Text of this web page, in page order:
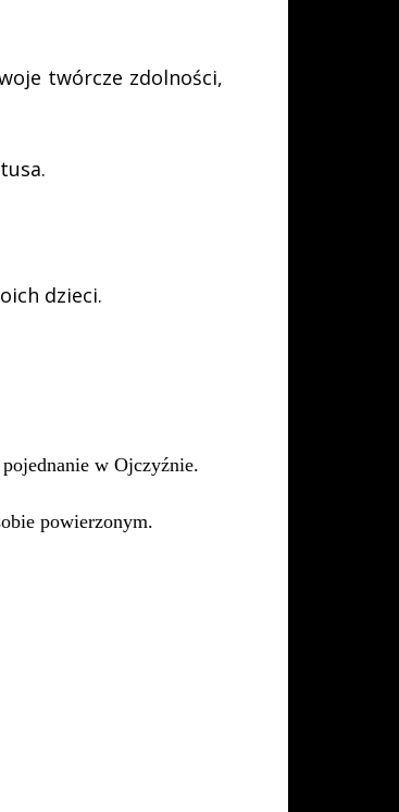
twórcze zdolności,
.
dzieci.
w Ojczyźnie.
powierzonym.